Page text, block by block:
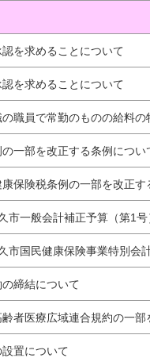
を求めることについて
を求めることについて
職員で常勤のものの給料
一部を改正する条例につい
保険税条例の一部を改正す
市一般会計補正予算（第1号
市国民健康保険事業特別会
締結について
者医療広域連合規約の一
置について